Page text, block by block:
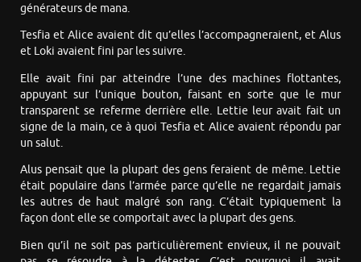
générateurs de mana.
Tesfia et Alice avaient dit qu’elles l’accompagneraient, et Alus
et Loki avaient fini par les suivre.
Elle avait fini par atteindre l’une des machines flottantes,
appuyant sur l’unique bouton, faisant en sorte que le mur
transparent se referme derrière elle. Lettie leur avait fait un
signe de la main, ce à quoi Tesfia et Alice avaient répondu par
un salut.
Alus pensait que la plupart des gens feraient de même. Lettie
était populaire dans l’armée parce qu’elle ne regardait jamais
les autres de haut malgré son rang. C’était typiquement la
façon dont elle se comportait avec la plupart des gens.
Bien qu’il ne soit pas particulièrement envieux, il ne pouvait